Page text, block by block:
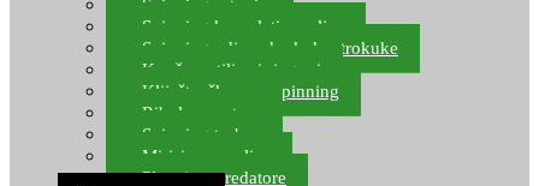
Spinning setovi
Spinning kompleti varalica
Spinning udice, dvokuke, trokuke
Kopče, vrtilice i ringovi
Kliješta, škare za spinning
Ribolov pastrve
Spinning torbe
Mirisi za varalice
Plovci za predatore